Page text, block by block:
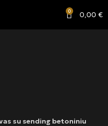
0 0,00 €
su sending betoniniu